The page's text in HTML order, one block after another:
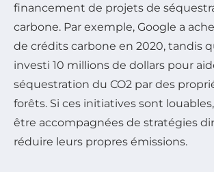
financement de projets de
carbone. Par exemple, Google a
de crédits carbone en 2020, tandis
investi 10 millions de dollars pour
séquestration du CO2 par des
forêts. Si ces initiatives sont
être accompagnées de stratégies
réduire leurs propres émissions.